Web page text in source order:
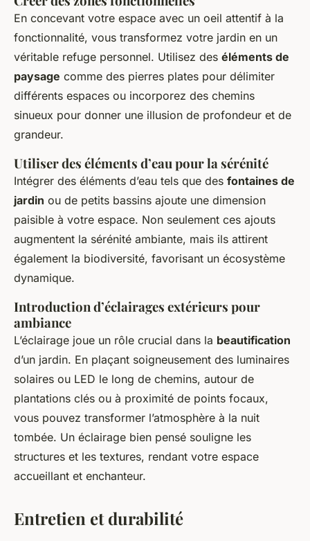
En concevant votre espace avec un oeil attentif à la
fonctionnalité, vous transformez votre jardin en un
véritable refuge personnel. Utilisez des éléments de
paysage comme des pierres plates pour délimiter
différents espaces ou incorporez des chemins
sinueux pour donner une illusion de profondeur et de
grandeur.
Utiliser des éléments d’eau pour la sérénité
Intégrer des éléments d’eau tels que des fontaines de
jardin ou de petits bassins ajoute une dimension
paisible à votre espace. Non seulement ces ajouts
augmentent la sérénité ambiante, mais ils attirent
également la biodiversité, favorisant un écosystème
dynamique.
Introduction d’éclairages extérieurs pour
ambiance
L’éclairage joue un rôle crucial dans la beautification
d’un jardin. En plaçant soigneusement des luminaires
solaires ou LED le long de chemins, autour de
plantations clés ou à proximité de points focaux,
vous pouvez transformer l’atmosphère à la nuit
tombée. Un éclairage bien pensé souligne les
structures et les textures, rendant votre espace
accueillant et enchanteur.
Entretien et durabilité